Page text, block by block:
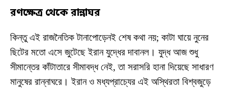
রণক্ষেত্র থেকে রান্নাঘর
কিন্তু এই রাজনৈতিক টানাপোড়েনই শেষ কথা নয়; কাটা ঘায়ে নুনের
ছিটের মতো এসে জুটেছে ইরান যুদ্ধের দাবানল। যুদ্ধ আজ শুধু
সীমান্তের কাঁটাতারে সীমাবদ্ধ নেই, তা সরাসরি হানা দিয়েছে সাধারণ
মানুষের রান্নাঘরে। ইরান ও মধ্যপ্রাচ্যের এই অস্থিরতা বিশ্বজুড়ে